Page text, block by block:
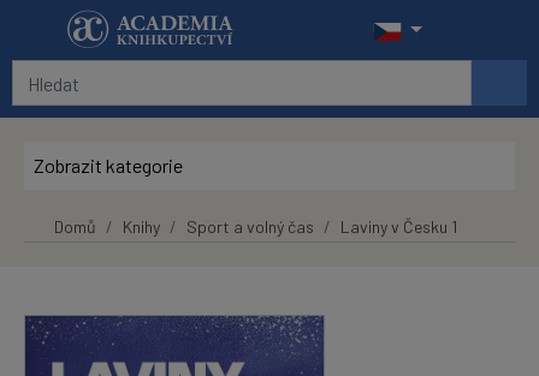
Přeskočit na hlavní obsah
Zobrazit kategorie
Domů Knihy Sport a volný čas Laviny v Česku 1